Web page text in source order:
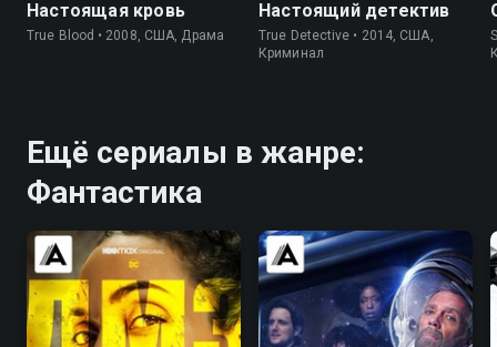
Настоящая кровь
True Blood • 2008, США, Драма
Настоящий детектив
True Detective • 2014, США,
Криминал
Ещё сериалы в жанре:
Фантастика